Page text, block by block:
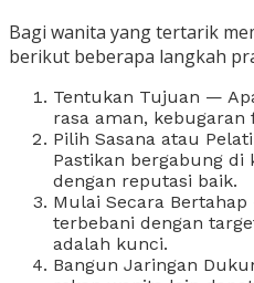
Bagi wanita yang tertarik
berikut beberapa langkah
Tentukan Tujuan —
rasa aman, kebugaran
Pilih Sasana atau
Pastikan bergabung
dengan reputasi baik.
Mulai Secara
terbebani dengan
adalah kunci.
Bangun Jaringan